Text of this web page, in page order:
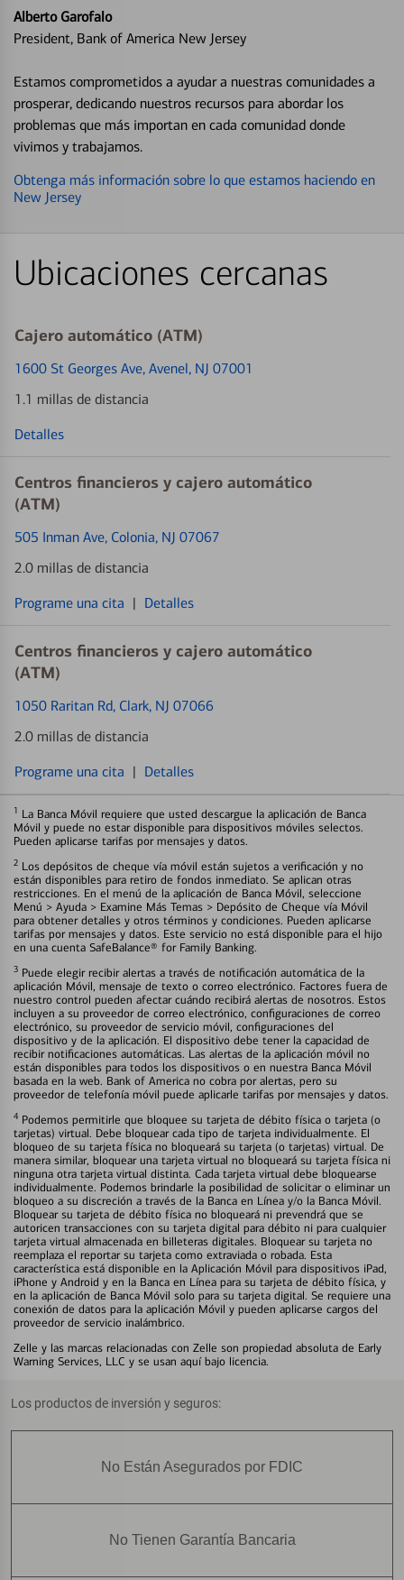
Alberto Garofalo
President, Bank of America New Jersey
Estamos comprometidos a ayudar a nuestras comunidades a
prosperar, dedicando nuestros recursos para abordar los
problemas que más importan en cada comunidad donde
vivimos y trabajamos.
Obtenga más información sobre lo que estamos haciendo en
New Jersey
Ubicaciones cercanas
Cajero automático (ATM)
1600 St Georges Ave, Avenel, NJ 07001
1.1 millas de distancia
Detalles
Centros financieros y cajero automático
(ATM)
505 Inman Ave, Colonia, NJ 07067
2.0 millas de distancia
Programe una cita | Detalles
Centros financieros y cajero automático
(ATM)
1050 Raritan Rd, Clark, NJ 07066
2.0 millas de distancia
Programe una cita | Detalles
1 La Banca Móvil requiere que usted descargue la aplicación de Banca
Móvil y puede no estar disponible para dispositivos móviles selectos.
Pueden aplicarse tarifas por mensajes y datos.
2 Los depósitos de cheque vía móvil están sujetos a verificación y no
están disponibles para retiro de fondos inmediato. Se aplican otras
restricciones. En el menú de la aplicación de Banca Móvil, seleccione
Menú > Ayuda > Examine Más Temas > Depósito de Cheque vía Móvil
para obtener detalles y otros términos y condiciones. Pueden aplicarse
tarifas por mensajes y datos. Este servicio no está disponible para el hijo
en una cuenta SafeBalance® for Family Banking.
3 Puede elegir recibir alertas a través de notificación automática de la
aplicación Móvil, mensaje de texto o correo electrónico. Factores fuera de
nuestro control pueden afectar cuándo recibirá alertas de nosotros. Estos
incluyen a su proveedor de correo electrónico, configuraciones de correo
electrónico, su proveedor de servicio móvil, configuraciones del
dispositivo y de la aplicación. El dispositivo debe tener la capacidad de
recibir notificaciones automáticas. Las alertas de la aplicación móvil no
están disponibles para todos los dispositivos o en nuestra Banca Móvil
basada en la web. Bank of America no cobra por alertas, pero su
proveedor de telefonía móvil puede aplicarle tarifas por mensajes y datos.
4 Podemos permitirle que bloquee su tarjeta de débito física o tarjeta (o
tarjetas) virtual. Debe bloquear cada tipo de tarjeta individualmente. El
bloqueo de su tarjeta física no bloqueará su tarjeta (o tarjetas) virtual. De
manera similar, bloquear una tarjeta virtual no bloqueará su tarjeta física ni
ninguna otra tarjeta virtual distinta. Cada tarjeta virtual debe bloquearse
individualmente. Podemos brindarle la posibilidad de solicitar o eliminar un
bloqueo a su discreción a través de la Banca en Línea y/o la Banca Móvil.
Bloquear su tarjeta de débito física no bloqueará ni prevendrá que se
autoricen transacciones con su tarjeta digital para débito ni para cualquier
tarjeta virtual almacenada en billeteras digitales. Bloquear su tarjeta no
reemplaza el reportar su tarjeta como extraviada o robada. Esta
característica está disponible en la Aplicación Móvil para dispositivos iPad,
iPhone y Android y en la Banca en Línea para su tarjeta de débito física, y
en la aplicación de Banca Móvil solo para su tarjeta digital. Se requiere una
conexión de datos para la aplicación Móvil y pueden aplicarse cargos del
proveedor de servicio inalámbrico.
Zelle y las marcas relacionadas con Zelle son propiedad absoluta de Early
Warning Services, LLC y se usan aquí bajo licencia.
Los productos de inversión y seguros:
No Están Asegurados por FDIC
No Tienen Garantía Bancaria